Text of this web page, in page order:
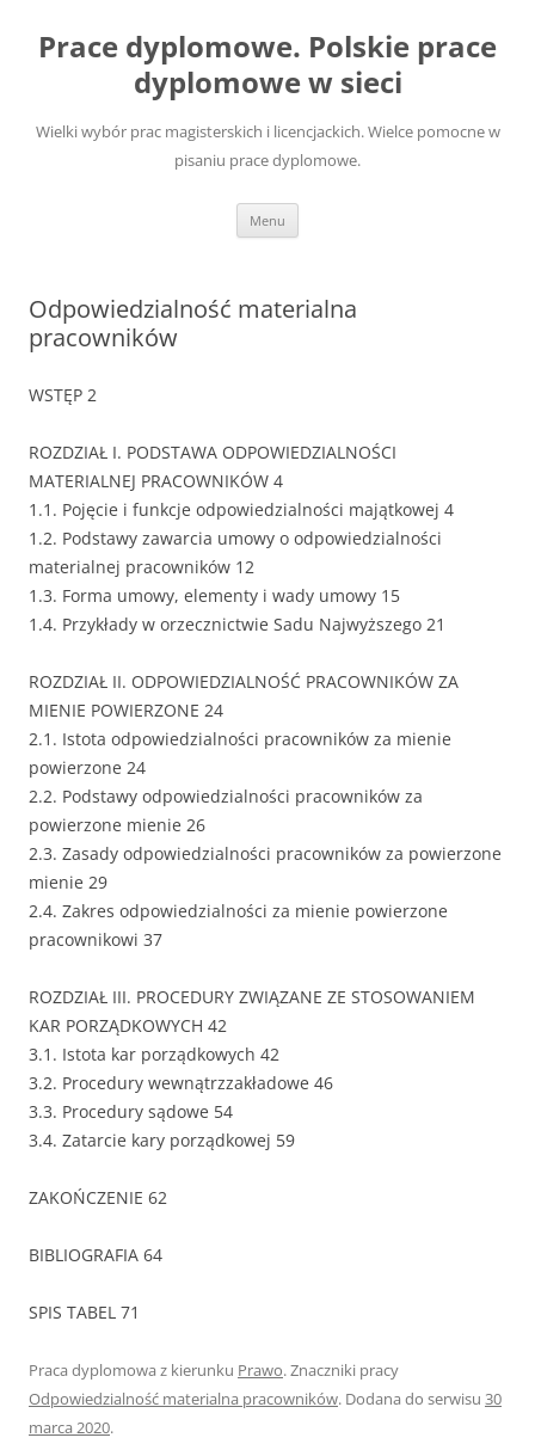
treści
Prace dyplomowe. Polskie prace
dyplomowe w sieci
Wielki wybór prac magisterskich i licencjackich. Wielce pomocne w
pisaniu prace dyplomowe.
Menu
Odpowiedzialność materialna
pracowników
WSTĘP 2
ROZDZIAŁ I. PODSTAWA ODPOWIEDZIALNOŚCI
MATERIALNEJ PRACOWNIKÓW 4
1.1. Pojęcie i funkcje odpowiedzialności majątkowej 4
1.2. Podstawy zawarcia umowy o odpowiedzialności
materialnej pracowników 12
1.3. Forma umowy, elementy i wady umowy 15
1.4. Przykłady w orzecznictwie Sadu Najwyższego 21
ROZDZIAŁ II. ODPOWIEDZIALNOŚĆ PRACOWNIKÓW ZA
MIENIE POWIERZONE 24
2.1. Istota odpowiedzialności pracowników za mienie
powierzone 24
2.2. Podstawy odpowiedzialności pracowników za
powierzone mienie 26
2.3. Zasady odpowiedzialności pracowników za powierzone
mienie 29
2.4. Zakres odpowiedzialności za mienie powierzone
pracownikowi 37
ROZDZIAŁ III. PROCEDURY ZWIĄZANE ZE STOSOWANIEM
KAR PORZĄDKOWYCH 42
3.1. Istota kar porządkowych 42
3.2. Procedury wewnątrzzakładowe 46
3.3. Procedury sądowe 54
3.4. Zatarcie kary porządkowej 59
ZAKOŃCZENIE 62
BIBLIOGRAFIA 64
SPIS TABEL 71
Praca dyplomowa z kierunku Prawo. Znaczniki pracy
Odpowiedzialność materialna pracowników. Dodana do serwisu 30
marca 2020.